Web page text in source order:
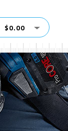
$0.00